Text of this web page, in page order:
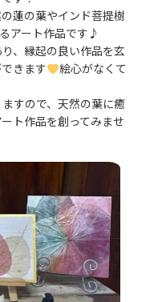
蓮の葉やインド菩提樹
アート作品です♪
、縁起の良い作品を玄
きます
絵心がなくて
すので、天然の葉に癒
ト作品を創ってみませ